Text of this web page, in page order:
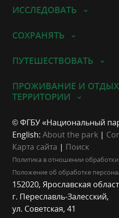
ИССЛЕДОВАТЬ
СОХРАНЯТЬ
ПУТЕШЕСТВОВАТЬ
ПРОЖИВАНИЕ И
ТЕРРИТОРИИ
© ФГБУ «Национальный
English: About the park |
Карта сайта | Поиск
Политика в отношении
Положение об обработке
152020, Ярославская
г. Переславль-Залесский,
ул. Советская, 41